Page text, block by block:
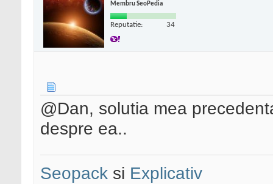
Membru SeoPedia
Reputatie: 34
@Dan, solutia mea
despre ea..
Seopack si Explicativ